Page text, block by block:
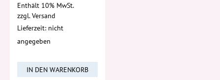
Enthält 10% MwSt.
zzgl.Versand
Lieferzeit: nicht
angegeben
IN DEN WARENKORB